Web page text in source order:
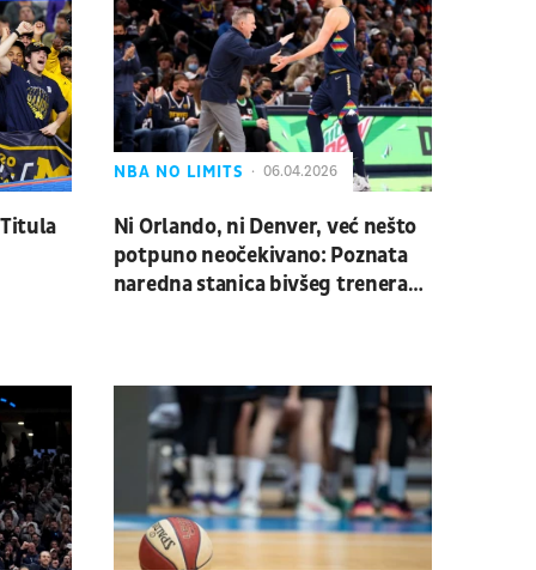
NBA NO LIMITS 06.04.2026
Ni Orlando, ni Denver, već nešto
potpuno neočekivano: Poznata
naredna stanica bivšeg trenera